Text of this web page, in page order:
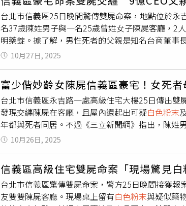
次接受財經媒體訪問，不過10多年前受兩岸局勢、
戰創投界，陳姓死者是登記資本額9億的創業投資
驗，在創投界頗有名氣。陳目前住在父親名下的豪
元成交的紀錄。陳與父親關係不錯，前晚陳父本想
沙發前，沙發上還有25歲曾姓女子靠在陳肩上，
筆記，從社區監視器畫面得知，兩人24日上樓前沒
女。曾女母親則說，不清楚女兒交友狀況。檢警昨
解，陳姓死者曾涉毒品案，兩人死亡距發現時間
同時調閱病歷，全案持續偵辦。
台北市信義區25日晚間驚傳雙屍命案，地點位於
名37歲陳姓男子與一名25歲曾姓女子陳屍客廳，2
明藥錠。據了解，男性死者的父親是知名台商董事
人，平日生活高調，曾接受外國媒體採訪，其社群
品包裝器具起家，現任控股公司執行長，素有「
市知名餐飲業。曾姓女子外貌亮麗，生前為美甲師
的交往對象，卻另有其人。死者關係錯綜，感情狀
便未再離開，直到25日晚間，陳男父親因聯繫不
無入侵痕跡，研判死者當時並無遭外力干擾。陳男
場發現白色粉末 及不明藥物，將交由鑑識單位進
遺書，案情陷入膠著。另據曾女家屬指出，曾女來
10月27日, 2025
富少偕妙齡女陳屍信義區豪宅！女死
台北市信義區永吉路一處高級住宅大樓25日傳出
發現交纏陳屍在客廳，且屋內還起出可疑白色粉末
年都與死者同居。不過《三立新聞網》指出，陳姓
立新聞網》獨家報導，年僅25歲的曾姓女死者身
後來與另名死者陳姓男子同居。然而在陳姓男子
有來頭，母親為其創投公司的代表人，同時在大安
版圖遍及多國，全盛時期年收達台幣60億元。陳
善，目前已經退租換人承租。但他的經濟狀況一
10月26日, 2025
信義區高級住宅雙屍命案「現場驚見
台北市信義區驚傳雙屍命案，警方25日晚間接獲
友雙雙陳屍客廳。現場桌上留有白色粉末與疑似藥